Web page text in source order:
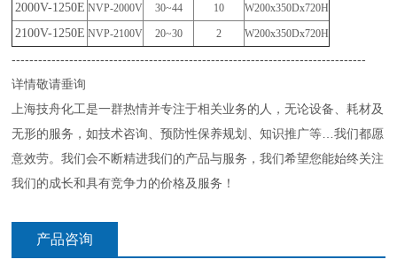
2000V-1250E NVP-2000V 30~44 10 W200x350Dx720H
2100V-1250E NVP-2100V 20~30 2 W200x350Dx720H
--------------------------------------------------------------------------------
详情敬请垂询
上海技舟化工是一群热情并专注于相关业务的人，无论设备、耗材及
无形的服务，如技术咨询、预防性保养规划、知识推广等…我们都愿
意效劳。我们会不断精进我们的产品与服务，我们希望您能始终关注
我们的成长和具有竞争力的价格及服务！
产品咨询